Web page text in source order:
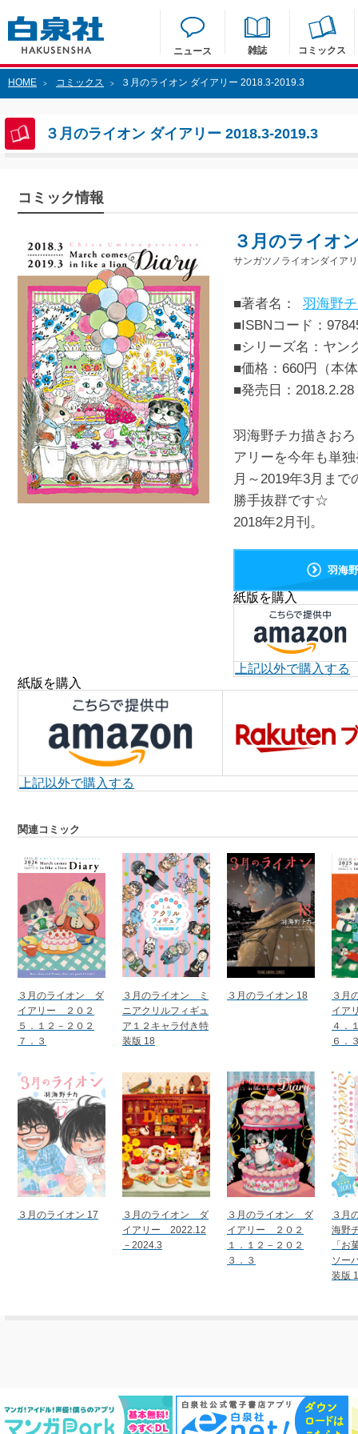
ニュース 雑誌 コミックス
HOME > コミックス > ３月のライオン ダイアリー 2018.3-2019.3
３月のライオン ダイアリー 2018.3-2019.3
コミック情報
３月のライオ
サンガツノライオンダイア
■著者名：
羽海野
■ISBNコード：
■シリーズ名：ヤン
■価格：660円（本
■発売日： 2018.2.28
羽海野チカ描きお
アリーを今年も単
月～2019年3月ま
勝手抜群です☆
2018年2月刊。
羽海
紙版を購入
上記以外で購入する
紙版を購入
上記以外で購入する
関連コミック
３月のライオン ダ
イアリー ２０２
５．１２－２０２
７．３
３月のライオン ミ
ニアクリルフィギュ
ア１２キャラ付き特
装版 18
３月のライオン 18
３月
イア
４．
６．
３月のライオン 17
３月のライオン ダ
イアリー 2022.12
－2024.3
３月のライオン ダ
イアリー ２０２
１．１２－２０２
３．３
３月
海野
「お
ソー
装版